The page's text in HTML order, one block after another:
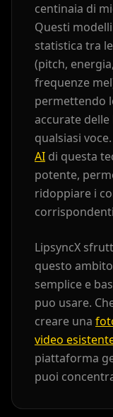
Lawyer 09
Coach 02
Coach 05
Fitness 08
Beauty 01
Beauty 04
Beauty 07
Beauty 10
TV Anchor 09
centinaia di
Questi
statistica tra
(pitch,
frequenze
permettendo
accurate
qualsiasi
AI di questa
potente,
ridoppiare i
LipsyncX
questo
semplice e
puo usare.
creare una
video
piattaforma
puoi